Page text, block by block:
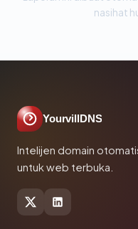
nasihat
YourvillDNS
Intelijen domain
untuk web terbuka.